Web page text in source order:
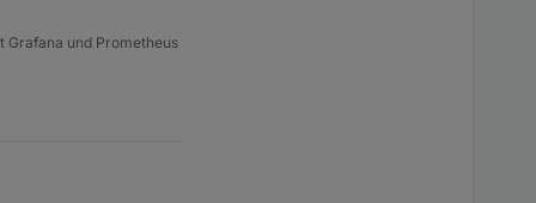
Grafana und Prometheus